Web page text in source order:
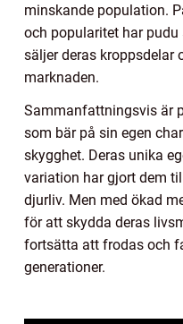
minskande population.
och popularitet har
säljer deras kroppsdelar
marknaden.
Sammanfattningsvis är
som bär på sin egen
skygghet. Deras unika
variation har gjort dem
djurliv. Men med ökad
för att skydda deras
fortsätta att frodas och
generationer.